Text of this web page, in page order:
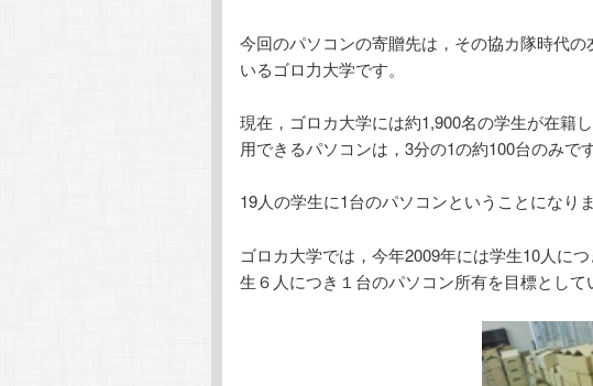
動
今回のパソコンの寄贈先は，その協カ隊時代
いるゴロ力大学です。
現在，ゴロカ大学には約1,900名の学生が在籍
用できるパソコンは，3分の1の約100台のみです
19人の学生に1台のパソコンということになりま
ゴロカ大学では，今年2009年には学生10人に
生６人につき１台のパソコン所有を目標として